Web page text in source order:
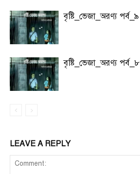
বৃষ্টি_ভেজা_অরণ্য পর্ব_৯
বৃষ্টি_ভেজা_অরণ্য পর্ব_৮
LEAVE A REPLY